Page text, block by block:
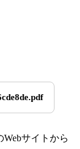
サイトから